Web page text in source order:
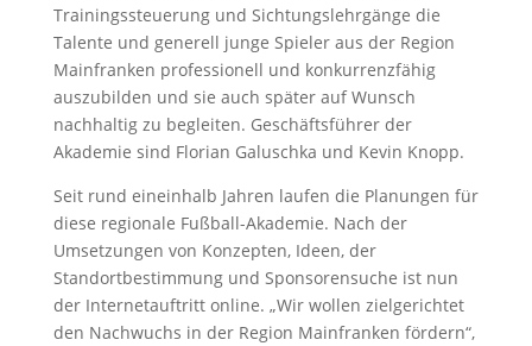
Trainingssteuerung und Sichtungslehrgänge die
Talente und generell junge Spieler aus der Region
Mainfranken professionell und konkurrenzfähig
auszubilden und sie auch später auf Wunsch
nachhaltig zu begleiten. Geschäftsführer der
Akademie sind Florian Galuschka und Kevin Knopp.
Seit rund eineinhalb Jahren laufen die Planungen für
diese regionale Fußball-Akademie. Nach der
Umsetzungen von Konzepten, Ideen, der
Standortbestimmung und Sponsorensuche ist nun
der Internetauftritt online. „Wir wollen zielgerichtet
den Nachwuchs in der Region Mainfranken fördern“,